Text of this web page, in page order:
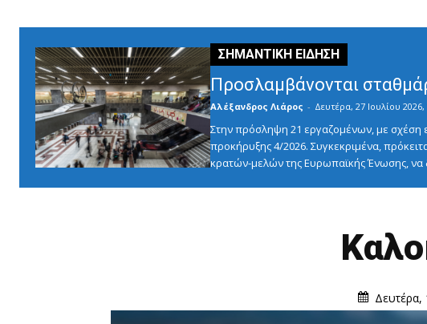
Προσλαμβάνονται
Αλέξανδρος Λιάρος - Δευτέρα, 27 Ιουλίου 2026,
Στην πρόσληψη 21 εργαζομένων, με σχέση
προκήρυξης 4/2026. Συγκεκριμένα,
κρατών-μελών της Ευρωπαϊκής Ένωσης, να